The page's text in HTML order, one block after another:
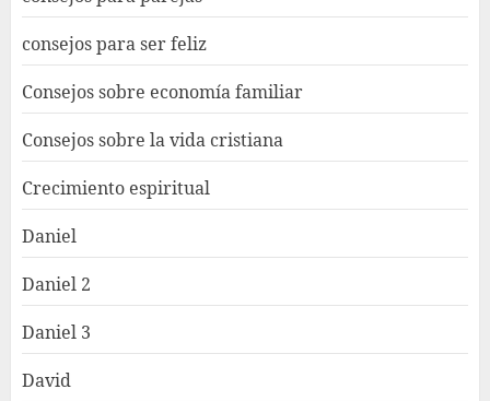
consejos para ser feliz
Consejos sobre economía familiar
Consejos sobre la vida cristiana
Crecimiento espiritual
Daniel
Daniel 2
Daniel 3
David